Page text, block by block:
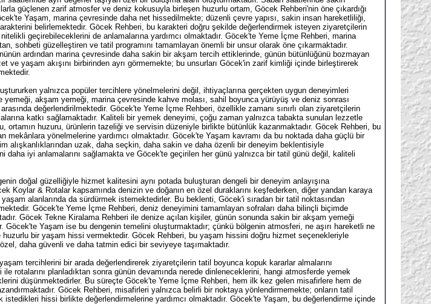
güçlenen zarif atmosfer ve deniz kokusuyla birleşen huzurlu ortam, Göcek Rehberi'nin öne çıkardığı
Yaşam, marina çevresinde daha net hissedilmekte; düzenli çevre yapısı, sakin insan hareketliliği,
belirlemektedir. Göcek Rehberi, bu karakteri doğru şekilde değerlendirmek isteyen ziyaretçilerin
geçirebileceklerini de anlamalarına yardımcı olmaktadır. Göcek'te Yeme İçme Rehberi, marina
sohbeti güzelleştiren ve tatil programını tamamlayan önemli bir unsur olarak öne çıkarmaktadır.
ardından marina çevresinde daha sakin bir akşam tercih ettiklerinde, günün bütünlüğünü bozmayan
ve yaşam akışını birbirinden ayrı görmemekte; bu unsurları Göcek'in zarif kimliği içinde birleştirerek
yalnızca popüler tercihlere yönelmelerini değil, ihtiyaçlarına gerçekten uygun deneyimleri
akşam yemeği, marina çevresinde kahve molası, sahil boyunca yürüyüş ve deniz sonrası
değerlendirilmektedir. Göcek'te Yeme İçme Rehberi, özellikle zamanı sınırlı olan ziyaretçilerin
katkı sağlamaktadır. Kaliteli bir yemek deneyimi, çoğu zaman yalnızca tabakta sunulan lezzetle
ortamın huzuru, ürünlerin tazeliği ve servisin düzeniyle birlikte bütünlük kazanmaktadır. Göcek Rehberi, bu
mekânlara yönelmelerine yardımcı olmaktadır. Göcek'te Yaşam kavramı da bu noktada daha güçlü bir
alışkanlıklarından uzak, daha seçkin, daha sakin ve daha özenli bir deneyim beklentisiyle
iyi anlamalarını sağlamakta ve Göcek'te geçirilen her günü yalnızca bir tatil günü değil, kaliteli
doğal güzelliğiyle hizmet kalitesini aynı potada buluşturan dengeli bir deneyim anlayışına
Koylar & Rotalar kapsamında denizin ve doğanın en özel duraklarını keşfederken, diğer yandan karaya
alanlarında da sürdürmek istemektedirler. Bu beklenti, Göcek'i sıradan bir tatil noktasından
Göcek'te Yeme İçme Rehberi, deniz deneyimini tamamlayan sofraları daha bilinçli biçimde
Göcek Tekne Kiralama Rehberi ile denize açılan kişiler, günün sonunda sakin bir akşam yemeği
Göcek'te Yaşam ise bu dengenin temelini oluşturmaktadır; çünkü bölgenin atmosferi, ne aşırı hareketli ne
bir yaşam hissi vermektedir. Göcek Rehberi, bu yaşam hissini doğru hizmet seçenekleriyle
daha güvenli ve daha tatmin edici bir seviyeye taşımaktadır.
tercihlerini bir arada değerlendirerek ziyaretçilerin tatil boyunca kopuk kararlar almalarını
rotalarını planladıktan sonra günün devamında nerede dinleneceklerini, hangi atmosferde yemek
düşünmektedirler. Bu süreçte Göcek'te Yeme İçme Rehberi, hem ilk kez gelen misafirlere hem de
Göcek Rehberi, misafirleri yalnızca belirli bir noktaya yönlendirmemekte; onların tatil
istedikleri hissi birlikte değerlendirmelerine yardımcı olmaktadır. Göcek'te Yaşam, bu değerlendirme içinde